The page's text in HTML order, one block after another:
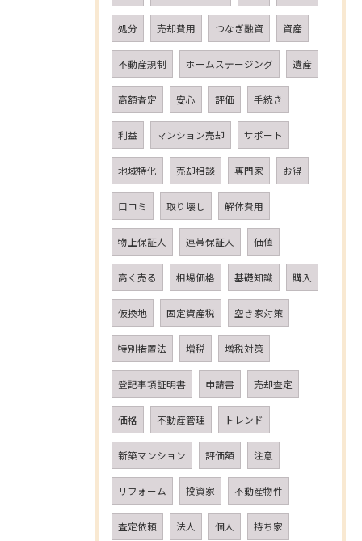
処分 売却費用 つなぎ融資 資産
不動産規制 ホームステージング 遺産
高額査定 安心 評価 手続き
利益 マンション売却 サポート
地域特化 売却相談 専門家 お得
口コミ 取り壊し 解体費用
物上保証人 連帯保証人 価値
高く売る 相場価格 基礎知識 購入
仮換地 固定資産税 空き家対策
特別措置法 増税 増税対策
登記事項証明書 申請書 売却査定
価格 不動産管理 トレンド
新築マンション 評価額 注意
リフォーム 投資家 不動産物件
査定依頼 法人 個人 持ち家